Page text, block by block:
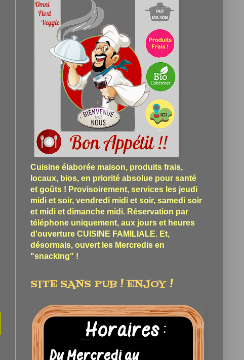
Cuisine élaborée maison, produits frais,
locaux, bios, en priorité absolue pour santé
et goûts ! Provisoirement, services les jeudi
midi et soir, vendredi midi et soir, samedi soir
et midi et dimanche midi. Réservation par
téléphone uniquement, aux jours et heures
d'ouverture CUISINE FAMILIALE. Et,
désormais, ouvert les Mercredis en
"snacking" !
SITE SANS PUB ! ENJOY !